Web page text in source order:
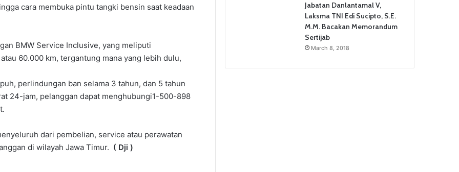
cara membuka pintu tangki bensin saat keadaan
BMW Service Inclusive, yang meliputi
60.000 km, tergantung mana yang lebih dulu,
perlindungan ban selama 3 tahun, dan 5 tahun
24-jam, pelanggan dapat menghubungi1-500-898
dari pembelian, service atau perawatan
di wilayah Jawa Timur. ( Dji )
Jabatan Danlantamal V,
Laksma TNI Edi Sucipto, S.E.
M.M. Bacakan Memorandum
Sertijab
March 8, 2018